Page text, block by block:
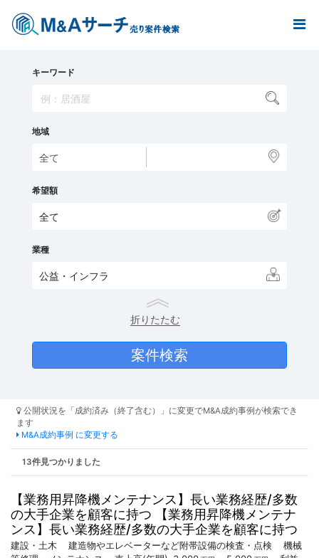
キーワード
地域
希望額
全て
業種
公益・インフラ
折りたたむ
公開状況を「成約済み（終了含む）」に変更でM&A成約事例が検索でき
ます
M&A成約事例 に変更する
13件見つかりました
【業務用昇降機メンテナンス】長い業務経歴/多数
の大手企業を顧客に持つ 【業務用昇降機メンテナ
ンス】長い業務経歴/多数の大手企業を顧客に持つ
建設・土木 建造物やエレベーターなど附帯設備の検査・点検
機械